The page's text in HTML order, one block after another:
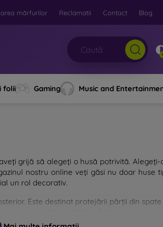
mărfurilor Reclamatii Contact Blog
folii Gaming Music and
grijă să alegeți o husă potrivită.
nostru online veți găsi nu doar huse
un rol decorativ.
Este destinat protejării părții din